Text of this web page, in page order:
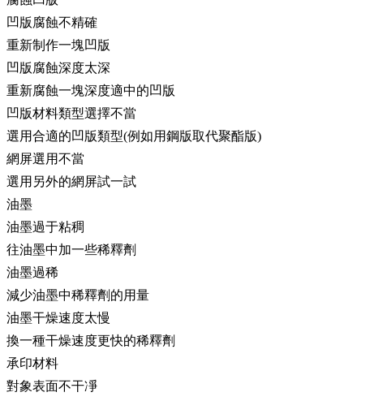
凹版腐蝕不精確
重新制作一塊凹版
凹版腐蝕深度太深
重新腐蝕一塊深度適中的凹版
凹版材料類型選擇不當
選用合適的凹版類型(例如用鋼版取代聚酯版)
網屏選用不當
選用另外的網屏試一試
油墨
油墨過于粘稠
往油墨中加一些稀釋劑
油墨過稀
減少油墨中稀釋劑的用量
油墨干燥速度太慢
換一種干燥速度更快的稀釋劑
承印材料
對象表面不干凈